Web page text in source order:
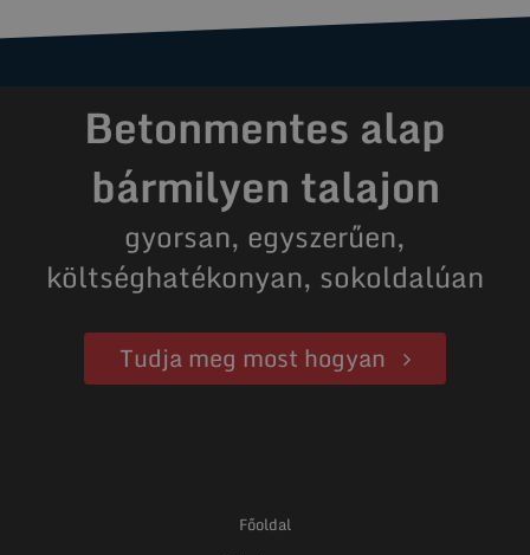
Betonmentes alap
bármilyen talajon
gyorsan, egyszerűen,
költséghatékonyan, sokoldalúan
Tudja meg most hogyan
Főoldal